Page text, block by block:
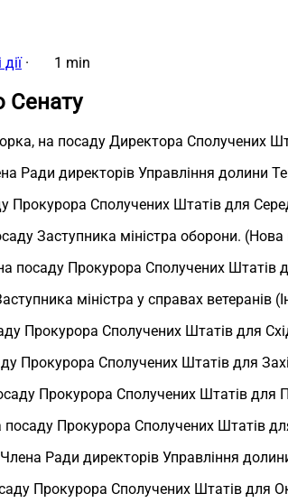
· 1 min
Сенату
на посаду Директора Сполучених
Ради директорів Управління долини
Прокурора Сполучених Штатів для
Заступника міністра оборони.
на посаду Прокурора Сполучених Штатів
міністра у справах ветеранів
Прокурора Сполучених Штатів для
Прокурора Сполучених Штатів для
Прокурора Сполучених Штатів для
посаду Прокурора Сполучених Штатів
Ради директорів Управління
Прокурора Сполучених Штатів для